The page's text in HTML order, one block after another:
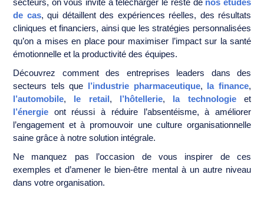
secteurs, on vous invite à télécharger le reste de nos études
de cas, qui détaillent des expériences réelles, des résultats
cliniques et financiers, ainsi que les stratégies personnalisées
qu’on a mises en place pour maximiser l’impact sur la santé
émotionnelle et la productivité des équipes.
Découvrez comment des entreprises leaders dans des
secteurs tels que l’industrie pharmaceutique, la finance,
l’automobile, le retail, l’hôtellerie, la technologieet
l’énergie ont réussi à réduire l’absentéisme, à améliorer
l’engagement et à promouvoir une culture organisationnelle
saine grâce à notre solution intégrale.
Ne manquez pas l’occasion de vous inspirer de ces
exemples et d’amener le bien-être mental à un autre niveau
dans votre organisation.